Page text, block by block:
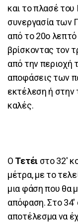
και το πλασέ
συνεργασία των
από το 20ο λεπτό
βρίσκοντας τον
από την περιοχή
αποφάσεις των
εκτέλεση ή στην
καλές.
Ο Τετέι στο 32'
μέτρα, με το
μια φάση που θα
απόφαση. Στο 34'
αποτέλεσμα να